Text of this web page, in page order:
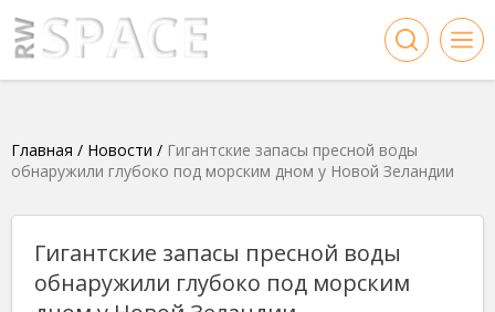
Главная / Новости / Гигантские запасы пресной воды
обнаружили глубоко под морским дном у Новой Зеландии
Гигантские запасы пресной воды
обнаружили глубоко под морским